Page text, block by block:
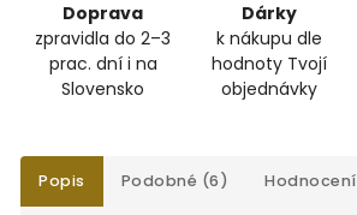
Doprava
zpravidla do 2–3
prac. dní i na
Slovensko
Dárky
k nákupu dle
hodnoty Tvojí
objednávky
Popis Podobné (6) Hodnocení